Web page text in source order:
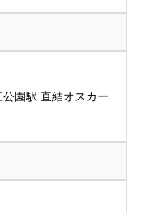
園駅 直結オスカー